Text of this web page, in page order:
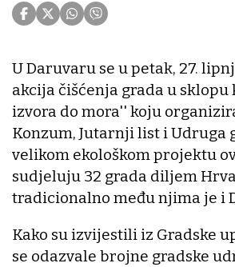
U Daruvaru se u petak, 27.
akcija čišćenja grada u sklopu
izvora do mora'' koju
Konzum, Jutarnji list i Udruga
velikom ekološkom projektu
sudjeluju 32 grada diljem
tradicionalno među njima je i
Kako su izvijestili iz Gradske
se odazvale brojne gradske